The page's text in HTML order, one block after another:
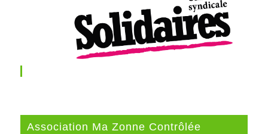
Association Ma Zonne Contrôlée